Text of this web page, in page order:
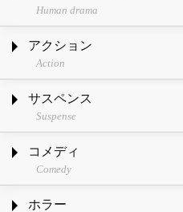
Human drama
アクション
Action
サスペンス
Suspense
コメディ
Comedy
ホラー